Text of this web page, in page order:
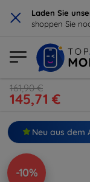
× Laden Sie
shoppen Sie
161,90 €
145,71 €
Neu aus dem
-10%